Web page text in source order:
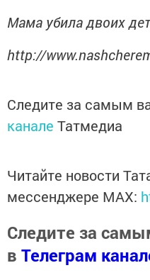
Мама убила двоих
http://
Следите за самым
канале Татмедиа
Читайте новости
мессенджере MАХ:
Следите за
в Телеграм